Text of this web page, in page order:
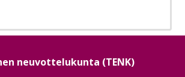
neuvottelukunta (TENK)